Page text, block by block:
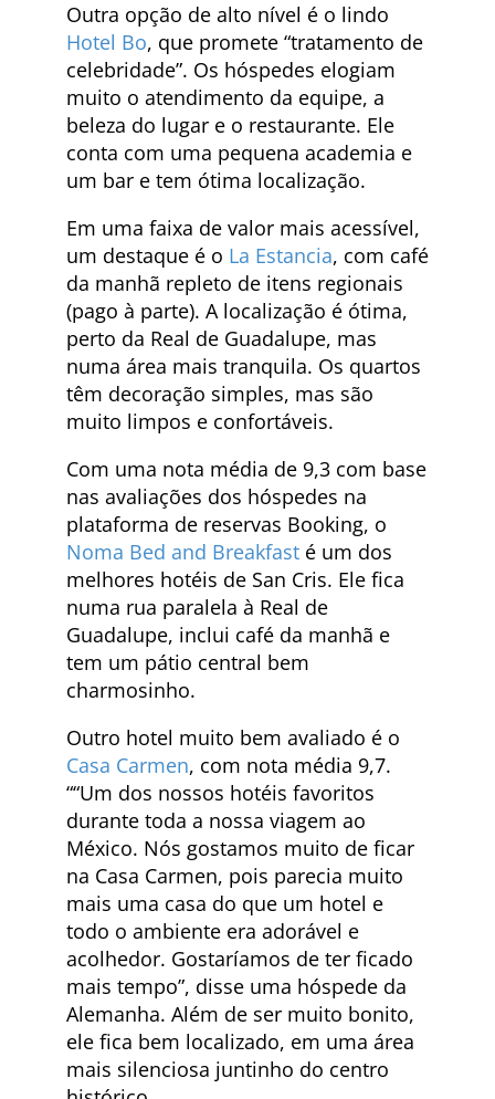
Outra opção de alto nível é o lindo
Hotel Bo, que promete “tratamento de
celebridade”. Os hóspedes elogiam
muito o atendimento da equipe, a
beleza do lugar e o restaurante. Ele
conta com uma pequena academia e
um bar e tem ótima localização.
Em uma faixa de valor mais acessível,
um destaque é o La Estancia, com café
da manhã repleto de itens regionais
(pago à parte). A localização é ótima,
perto da Real de Guadalupe, mas
numa área mais tranquila. Os quartos
têm decoração simples, mas são
muito limpos e confortáveis.
Com uma nota média de 9,3 com base
nas avaliações dos hóspedes na
plataforma de reservas Booking, o
Noma Bed and Breakfast é um dos
melhores hotéis de San Cris. Ele fica
numa rua paralela à Real de
Guadalupe, inclui café da manhã e
tem um pátio central bem
charmosinho.
Outro hotel muito bem avaliado é o
Casa Carmen, com nota média 9,7.
““Um dos nossos hotéis favoritos
durante toda a nossa viagem ao
México. Nós gostamos muito de ficar
na Casa Carmen, pois parecia muito
mais uma casa do que um hotel e
todo o ambiente era adorável e
acolhedor. Gostaríamos de ter ficado
mais tempo”, disse uma hóspede da
Alemanha. Além de ser muito bonito,
ele fica bem localizado, em uma área
mais silenciosa juntinho do centro